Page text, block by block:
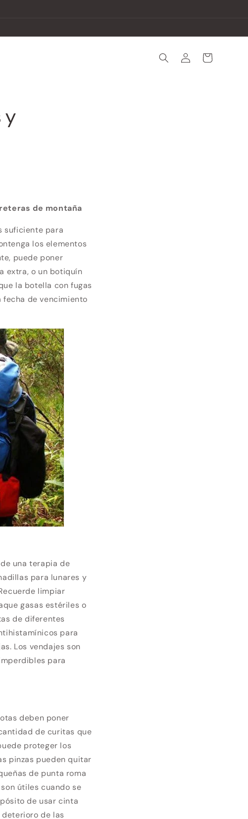
sesión
Carrito
y
de montaña
suficiente para
los elementos
puede poner
extra, o un botiquín
la botella con fugas
fecha de vencimiento
una terapia de
para lunares y
limpiar
gasas estériles o
de diferentes
para
Los vendajes son
para
deben poner
de curitas que
proteger los
pinzas pueden quitar
de punta roma
útiles cuando se
de usar cinta
de las